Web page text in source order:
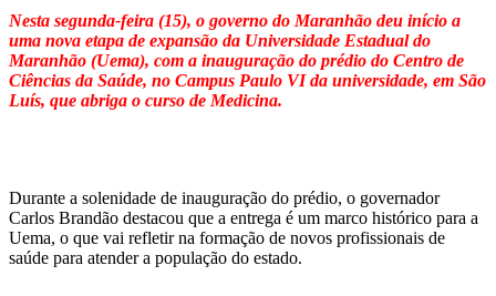
Telegram
Nesta segunda-feira (15), o governo do Maranhão deu início a
uma nova etapa de expansão da Universidade Estadual do
Maranhão (Uema), com a inauguração do prédio do Centro de
Ciências da Saúde, no Campus Paulo VI da universidade, em São
Luís, que abriga o curso de Medicina.
Durante a solenidade de inauguração do prédio, o governador
Carlos Brandão destacou que a entrega é um marco histórico para a
Uema, o que vai refletir na formação de novos profissionais de
saúde para atender a população do estado.